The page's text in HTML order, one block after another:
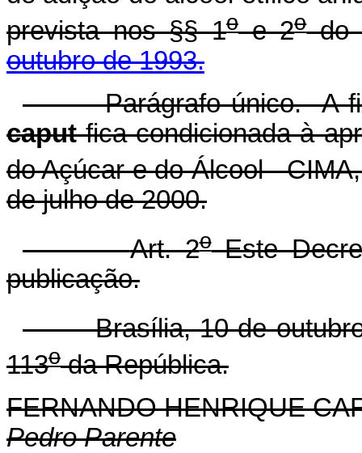
prevista nos §§ 1oe 2odo
outubro de 1993.
Parágrafo único. A
caputfica condicionada à
do Açúcar e do Álcool -
de julho de 2000.
Art. 2oEste
publicação.
Brasília, 10 de outubro
113oda República.
FERNANDO HENRIQUE
Pedro Parente